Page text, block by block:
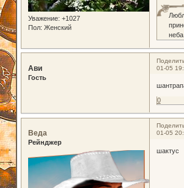
Уважение: +1027
Пол: Женский
01-05
Ави
Гость
0
01-05
Веда
Рейнджер
шактус